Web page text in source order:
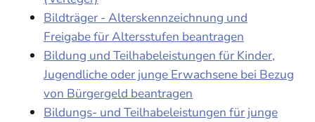
Bildträger - Alterskennzeichnung und
Freigabe für Altersstufen beantragen
Bildung und Teilhabeleistungen für Kinder,
Jugendliche oder junge Erwachsene bei Bezug
von Bürgergeld beantragen
Bildungs- und Teilhabeleistungen für junge